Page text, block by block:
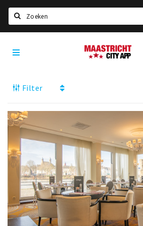
Home
Deals
Nieuws, interviews & blogs
Eten
Drinken
Slapen
Recreatief
Winkels
Maastricht
City
Filter